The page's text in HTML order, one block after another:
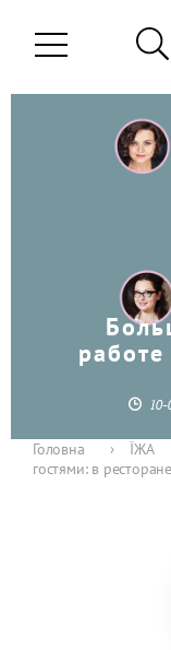
Головна › ЇЖА
гостями: в